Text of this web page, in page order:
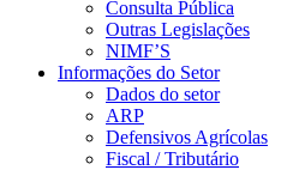
Consulta Pública
Outras Legislações
NIMF’S
Informações do Setor
Dados do setor
ARP
Defensivos Agrícolas
Fiscal / Tributário